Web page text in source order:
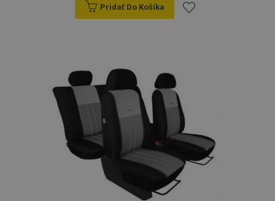
Pridať Do Košíka
prianí